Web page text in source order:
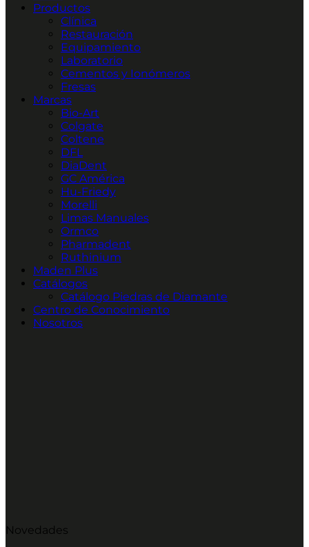
Productos
Clínica
Restauración
Equipamiento
Laboratorio
Cementos y Ionómeros
Fresas
Marcas
Bio-Art
Colgate
Coltene
DFL
DiaDent
GC América
Hu-Friedy
Morelli
Limas Manuales
Ormco
Pharmadent
Ruthinium
Maden Plus
Catálogos
Catálogo Piedras de Diamante
Centro de Conocimiento
Nosotros
Novedades